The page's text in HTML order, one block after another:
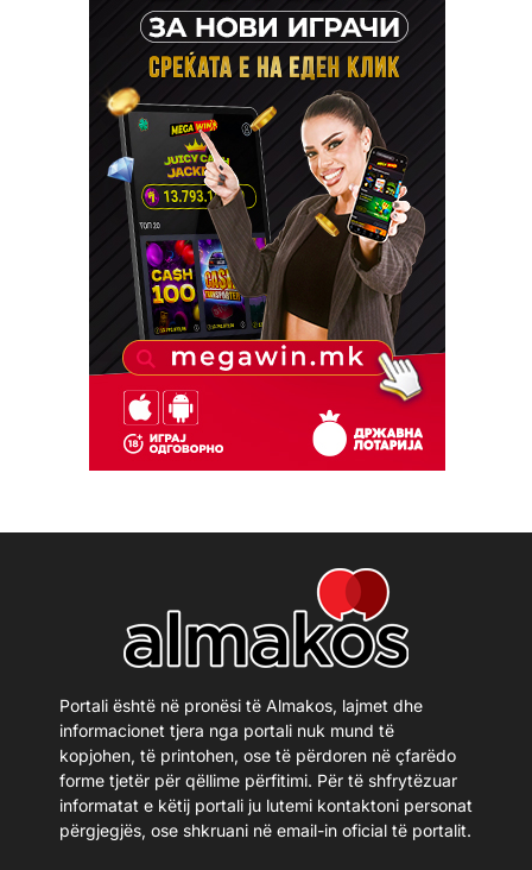
Portali është në pronësi të Almakos, lajmet dhe
informacionet tjera nga portali nuk mund të
kopjohen, të printohen, ose të përdoren në çfarëdo
forme tjetër për qëllime përfitimi. Për të shfrytëzuar
informatat e këtij portali ju lutemi kontaktoni personat
përgjegjës, ose shkruani në email-in oficial të portalit.